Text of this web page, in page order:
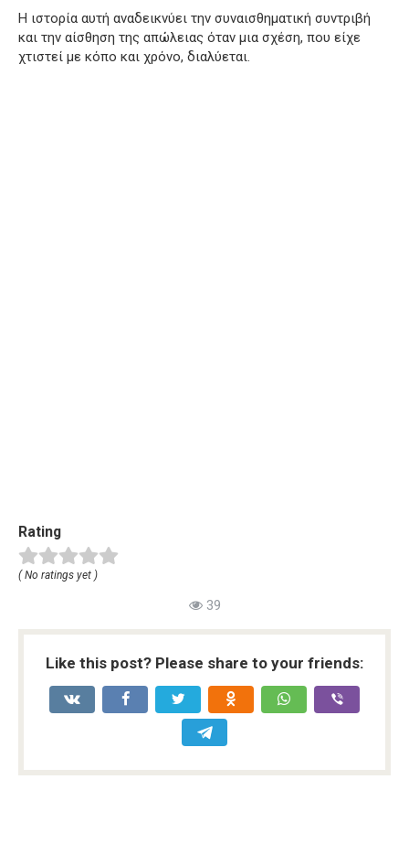
Η ιστορία αυτή αναδεικνύει την συναισθηματική συντριβή
και την αίσθηση της απώλειας όταν μια σχέση, που είχε
χτιστεί με κόπο και χρόνο, διαλύεται.
Rating
( No ratings yet )
39
Like this post? Please share to your friends: